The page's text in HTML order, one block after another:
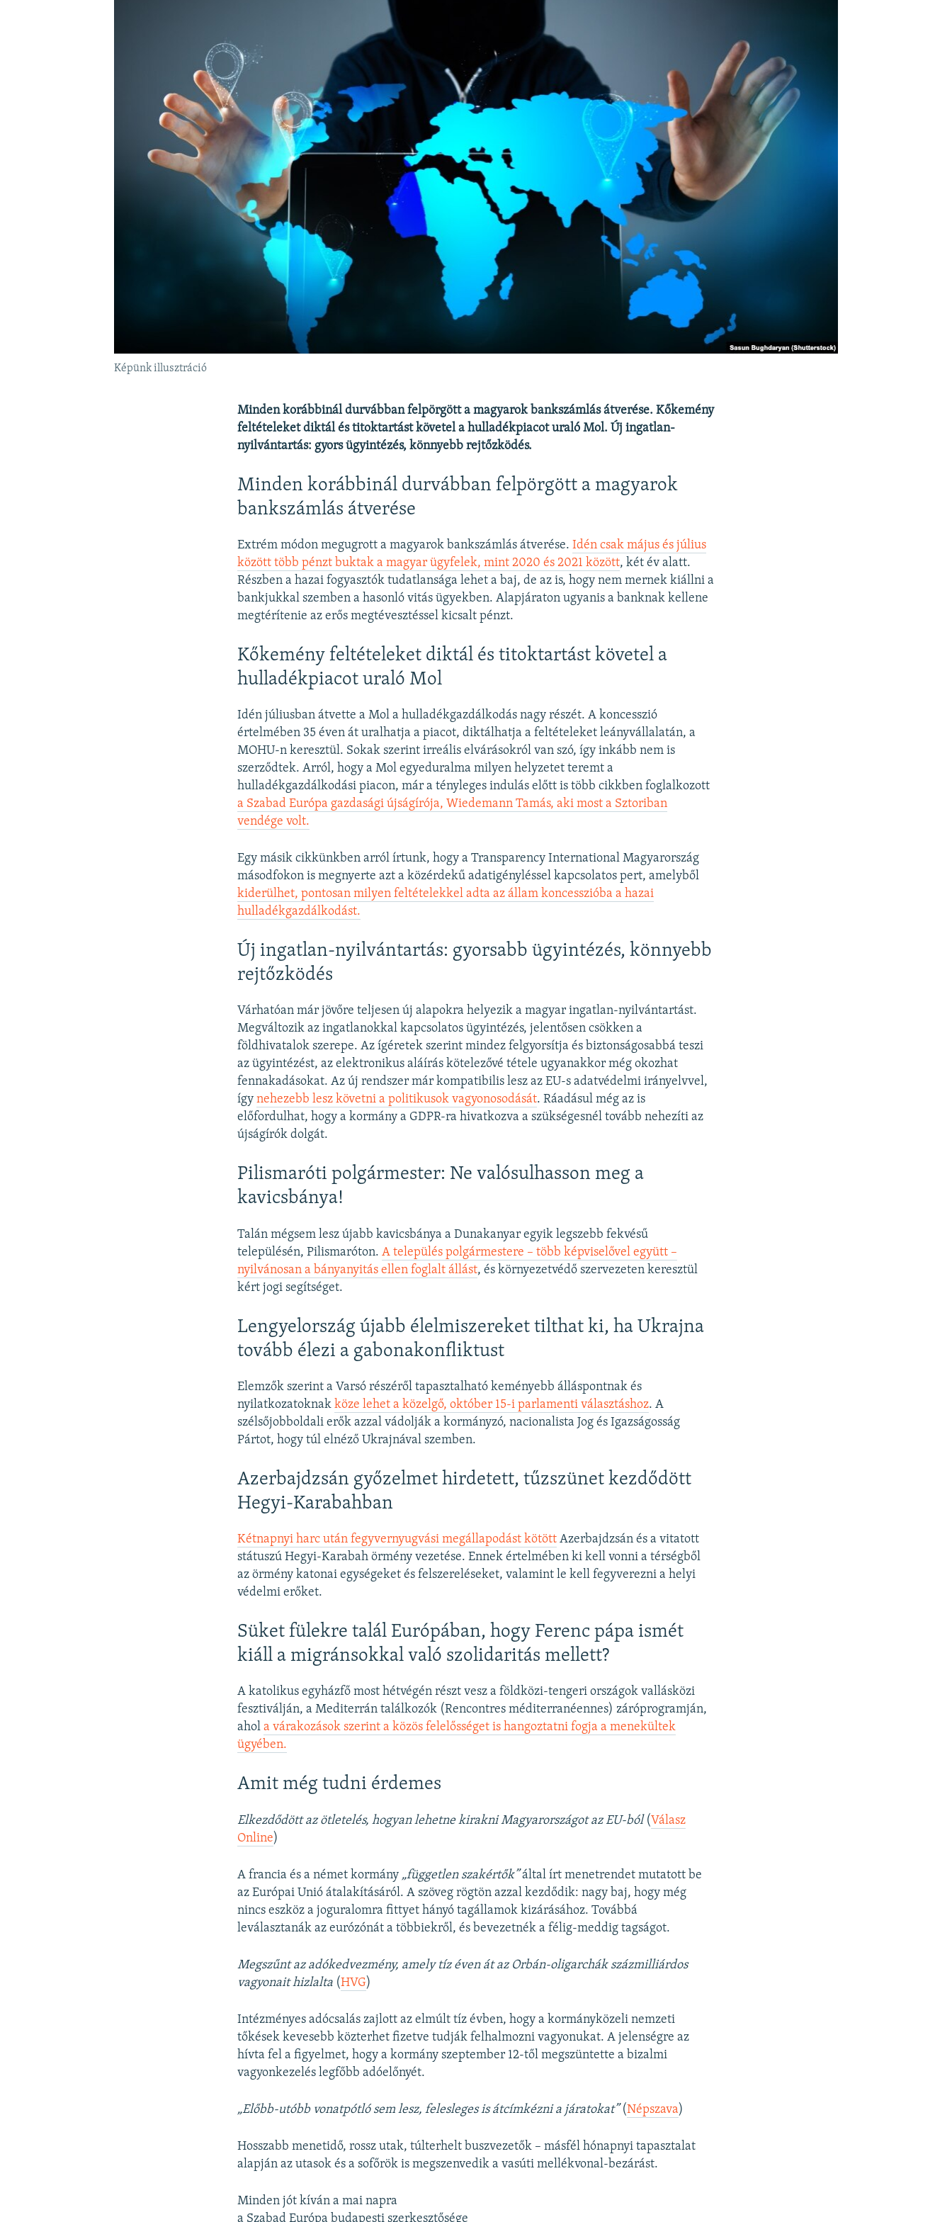
Képünk illusztráció
Minden korábbinál durvábban felpörgött a magyarok bankszámlás átverése. Kőkemény
feltételeket diktál és titoktartást követel a hulladékpiacot uraló Mol. Új ingatlan-
nyilvántartás: gyors ügyintézés, könnyebb rejtőzködés.
Minden korábbinál durvábban felpörgött a magyarok
bankszámlás átverése
Extrém módon megugrott a magyarok bankszámlás átverése.Idén csak május és július
között több pénzt buktak a magyar ügyfelek, mint 2020 és 2021 között, két év alatt.
Részben a hazai fogyasztók tudatlansága lehet a baj, de az is, hogy nem mernek kiállni a
bankjukkal szemben a hasonló vitás ügyekben. Alapjáraton ugyanis a banknak kellene
megtérítenie az erős megtévesztéssel kicsalt pénzt.
Kőkemény feltételeket diktál és titoktartást követel a
hulladékpiacot uraló Mol
Idén júliusban átvette a Mol a hulladékgazdálkodás nagy részét. A koncesszió
értelmében 35 éven át uralhatja a piacot, diktálhatja a feltételeket leányvállalatán, a
MOHU-n keresztül. Sokak szerint irreális elvárásokról van szó, így inkább nem is
szerződtek. Arról, hogy a Mol egyeduralma milyen helyzetet teremt a
hulladékgazdálkodási piacon, már a tényleges indulás előtt is több cikkben foglalkozott
a Szabad Európa gazdasági újságírója, Wiedemann Tamás, aki most a Sztoriban
vendége volt.
Egy másik cikkünkben arról írtunk, hogy a Transparency International Magyarország
másodfokon is megnyerte azt a közérdekű adatigényléssel kapcsolatos pert, amelyből
kiderülhet, pontosan milyen feltételekkel adta az állam koncesszióba a hazai
hulladékgazdálkodást.
Új ingatlan-nyilvántartás: gyorsabb ügyintézés, könnyebb
rejtőzködés
Várhatóan már jövőre teljesen új alapokra helyezik a magyar ingatlan-nyilvántartást.
Megváltozik az ingatlanokkal kapcsolatos ügyintézés, jelentősen csökken a
földhivatalok szerepe. Az ígéretek szerint mindez felgyorsítja és biztonságosabbá teszi
az ügyintézést, az elektronikus aláírás kötelezővé tétele ugyanakkor még okozhat
fennakadásokat. Az új rendszer már kompatibilis lesz az EU-s adatvédelmi irányelvvel,
ígynehezebb lesz követni a politikusok vagyonosodását. Ráadásul még az is
előfordulhat, hogy a kormány a GDPR-ra hivatkozva a szükségesnél tovább nehezíti az
újságírók dolgát.
Pilismaróti polgármester: Ne valósulhasson meg a
kavicsbánya!
Talán mégsem lesz újabb kavicsbánya a Dunakanyar egyik legszebb fekvésű
településén, Pilismaróton.A település polgármestere – több képviselővel együtt –
nyilvánosan a bányanyitás ellen foglalt állást, és környezetvédő szervezeten keresztül
kért jogi segítséget.
Lengyelország újabb élelmiszereket tilthat ki, ha Ukrajna
tovább élezi a gabonakonfliktust
Elemzők szerint a Varsó részéről tapasztalható keményebb álláspontnak és
nyilatkozatoknakköze lehet a közelgő, október 15-i parlamenti választáshoz. A
szélsőjobboldali erők azzal vádolják a kormányzó, nacionalista Jog és Igazságosság
Pártot, hogy túl elnéző Ukrajnával szemben.
Azerbajdzsán győzelmet hirdetett, tűzszünet kezdődött
Hegyi-Karabahban
Kétnapnyi harc után fegyvernyugvási megállapodást kötött Azerbajdzsán és a vitatott
státuszú Hegyi-Karabah örmény vezetése. Ennek értelmében ki kell vonni a térségből
az örmény katonai egységeket és felszereléseket, valamint le kell fegyverezni a helyi
védelmi erőket.
Süket fülekre talál Európában, hogy Ferenc pápa ismét
kiáll a migránsokkal való szolidaritás mellett?
A katolikus egyházfő most hétvégén részt vesz a földközi-tengeri országok vallásközi
fesztiválján, a Mediterrán találkozók (Rencontres méditerranéennes) záróprogramján,
ahola várakozások szerint a közös felelősséget is hangoztatni fogja a menekültek
ügyében.
Amit még tudni érdemes
Elkezdődött az ötletelés, hogyan lehetne kirakni Magyarországot az EU-ból(Válasz
Online)
A francia és a német kormány „független szakértők”által írt menetrendet mutatott be
az Európai Unió átalakításáról. A szöveg rögtön azzal kezdődik: nagy baj, hogy még
nincs eszköz a joguralomra fittyet hányó tagállamok kizárásához. Továbbá
leválasztanák az eurózónát a többiekről, és bevezetnék a félig-meddig tagságot.
Megszűnt az adókedvezmény, amely tíz éven át az Orbán-oligarchák százmilliárdos
vagyonait hizlalta (HVG)
Intézményes adócsalás zajlott az elmúlt tíz évben, hogy a kormányközeli nemzeti
tőkések kevesebb közterhet fizetve tudják felhalmozni vagyonukat. A jelenségre az
hívta fel a figyelmet, hogy a kormány szeptember 12-től megszüntette a bizalmi
vagyonkezelés legfőbb adóelőnyét.
„Előbb-utóbb vonatpótló sem lesz, felesleges is átcímkézni a járatokat”(Népszava)
Hosszabb menetidő, rossz utak, túlterhelt buszvezetők – másfél hónapnyi tapasztalat
alapján az utasok és a sofőrök is megszenvedik a vasúti mellékvonal-bezárást.
Minden jót kíván a mai napra
a Szabad Európa budapesti szerkesztősége